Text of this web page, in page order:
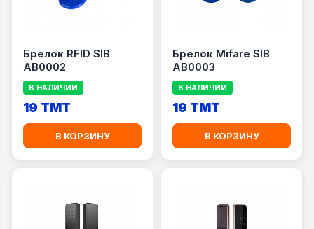
Брелок RFID SIB
AB0002
В НАЛИЧИИ
19 TMT
В КОРЗИНУ
Брелок Mifare SIB
AB0003
В НАЛИЧИИ
19 TMT
В КОРЗИНУ